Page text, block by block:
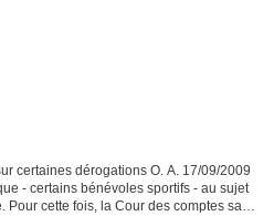
certaines dérogations O. A. 17/09/2009
- certains bénévoles sportifs - au sujet
Pour cette fois, la Cour des comptes sait